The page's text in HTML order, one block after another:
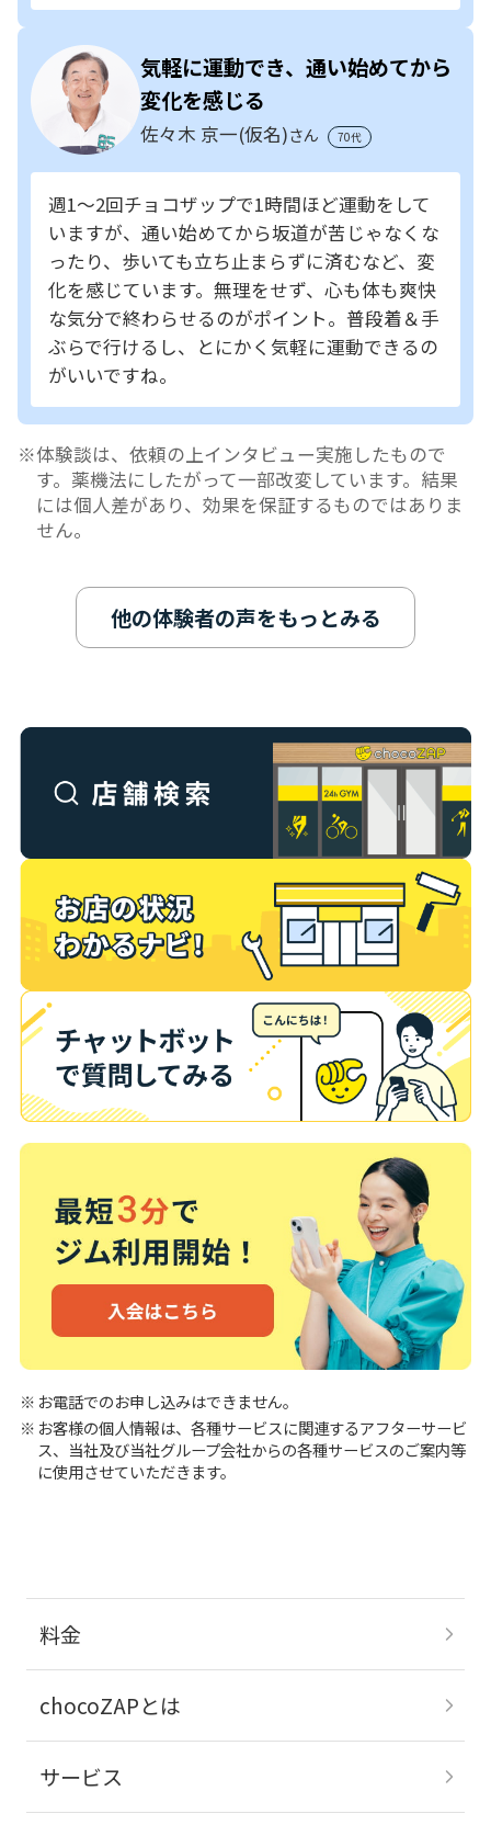
気軽に運動でき、通い始めてから
変化を感じる
佐々木 京一(仮名)さん 70代
週1～2回チョコザップで1時間ほど運動をして
いますが、通い始めてから坂道が苦じゃなくな
ったり、歩いても立ち止まらずに済むなど、変
化を感じています。無理をせず、心も体も爽快
な気分で終わらせるのがポイント。普段着＆手
ぶらで行けるし、とにかく気軽に運動できるの
がいいですね。
体験談は、依頼の上インタビュー実施したもので
す。薬機法にしたがって一部改変しています。結果
には個人差があり、効果を保証するものではありま
せん。
他の体験者の声をもっとみる
お電話でのお申し込みはできません。
お客様の個人情報は、各種サービスに関連するアフターサービ
ス、当社及び当社グループ会社からの各種サービスのご案内等
に使用させていただきます。
料金
chocoZAPとは
サービス